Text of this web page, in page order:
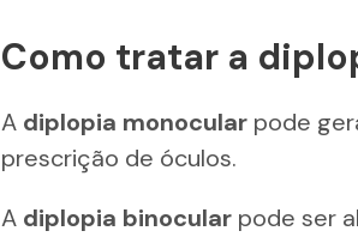
Como tratar a
A diplopia monocularpode
prescrição de óculos.
A diplopia binocularpode ser